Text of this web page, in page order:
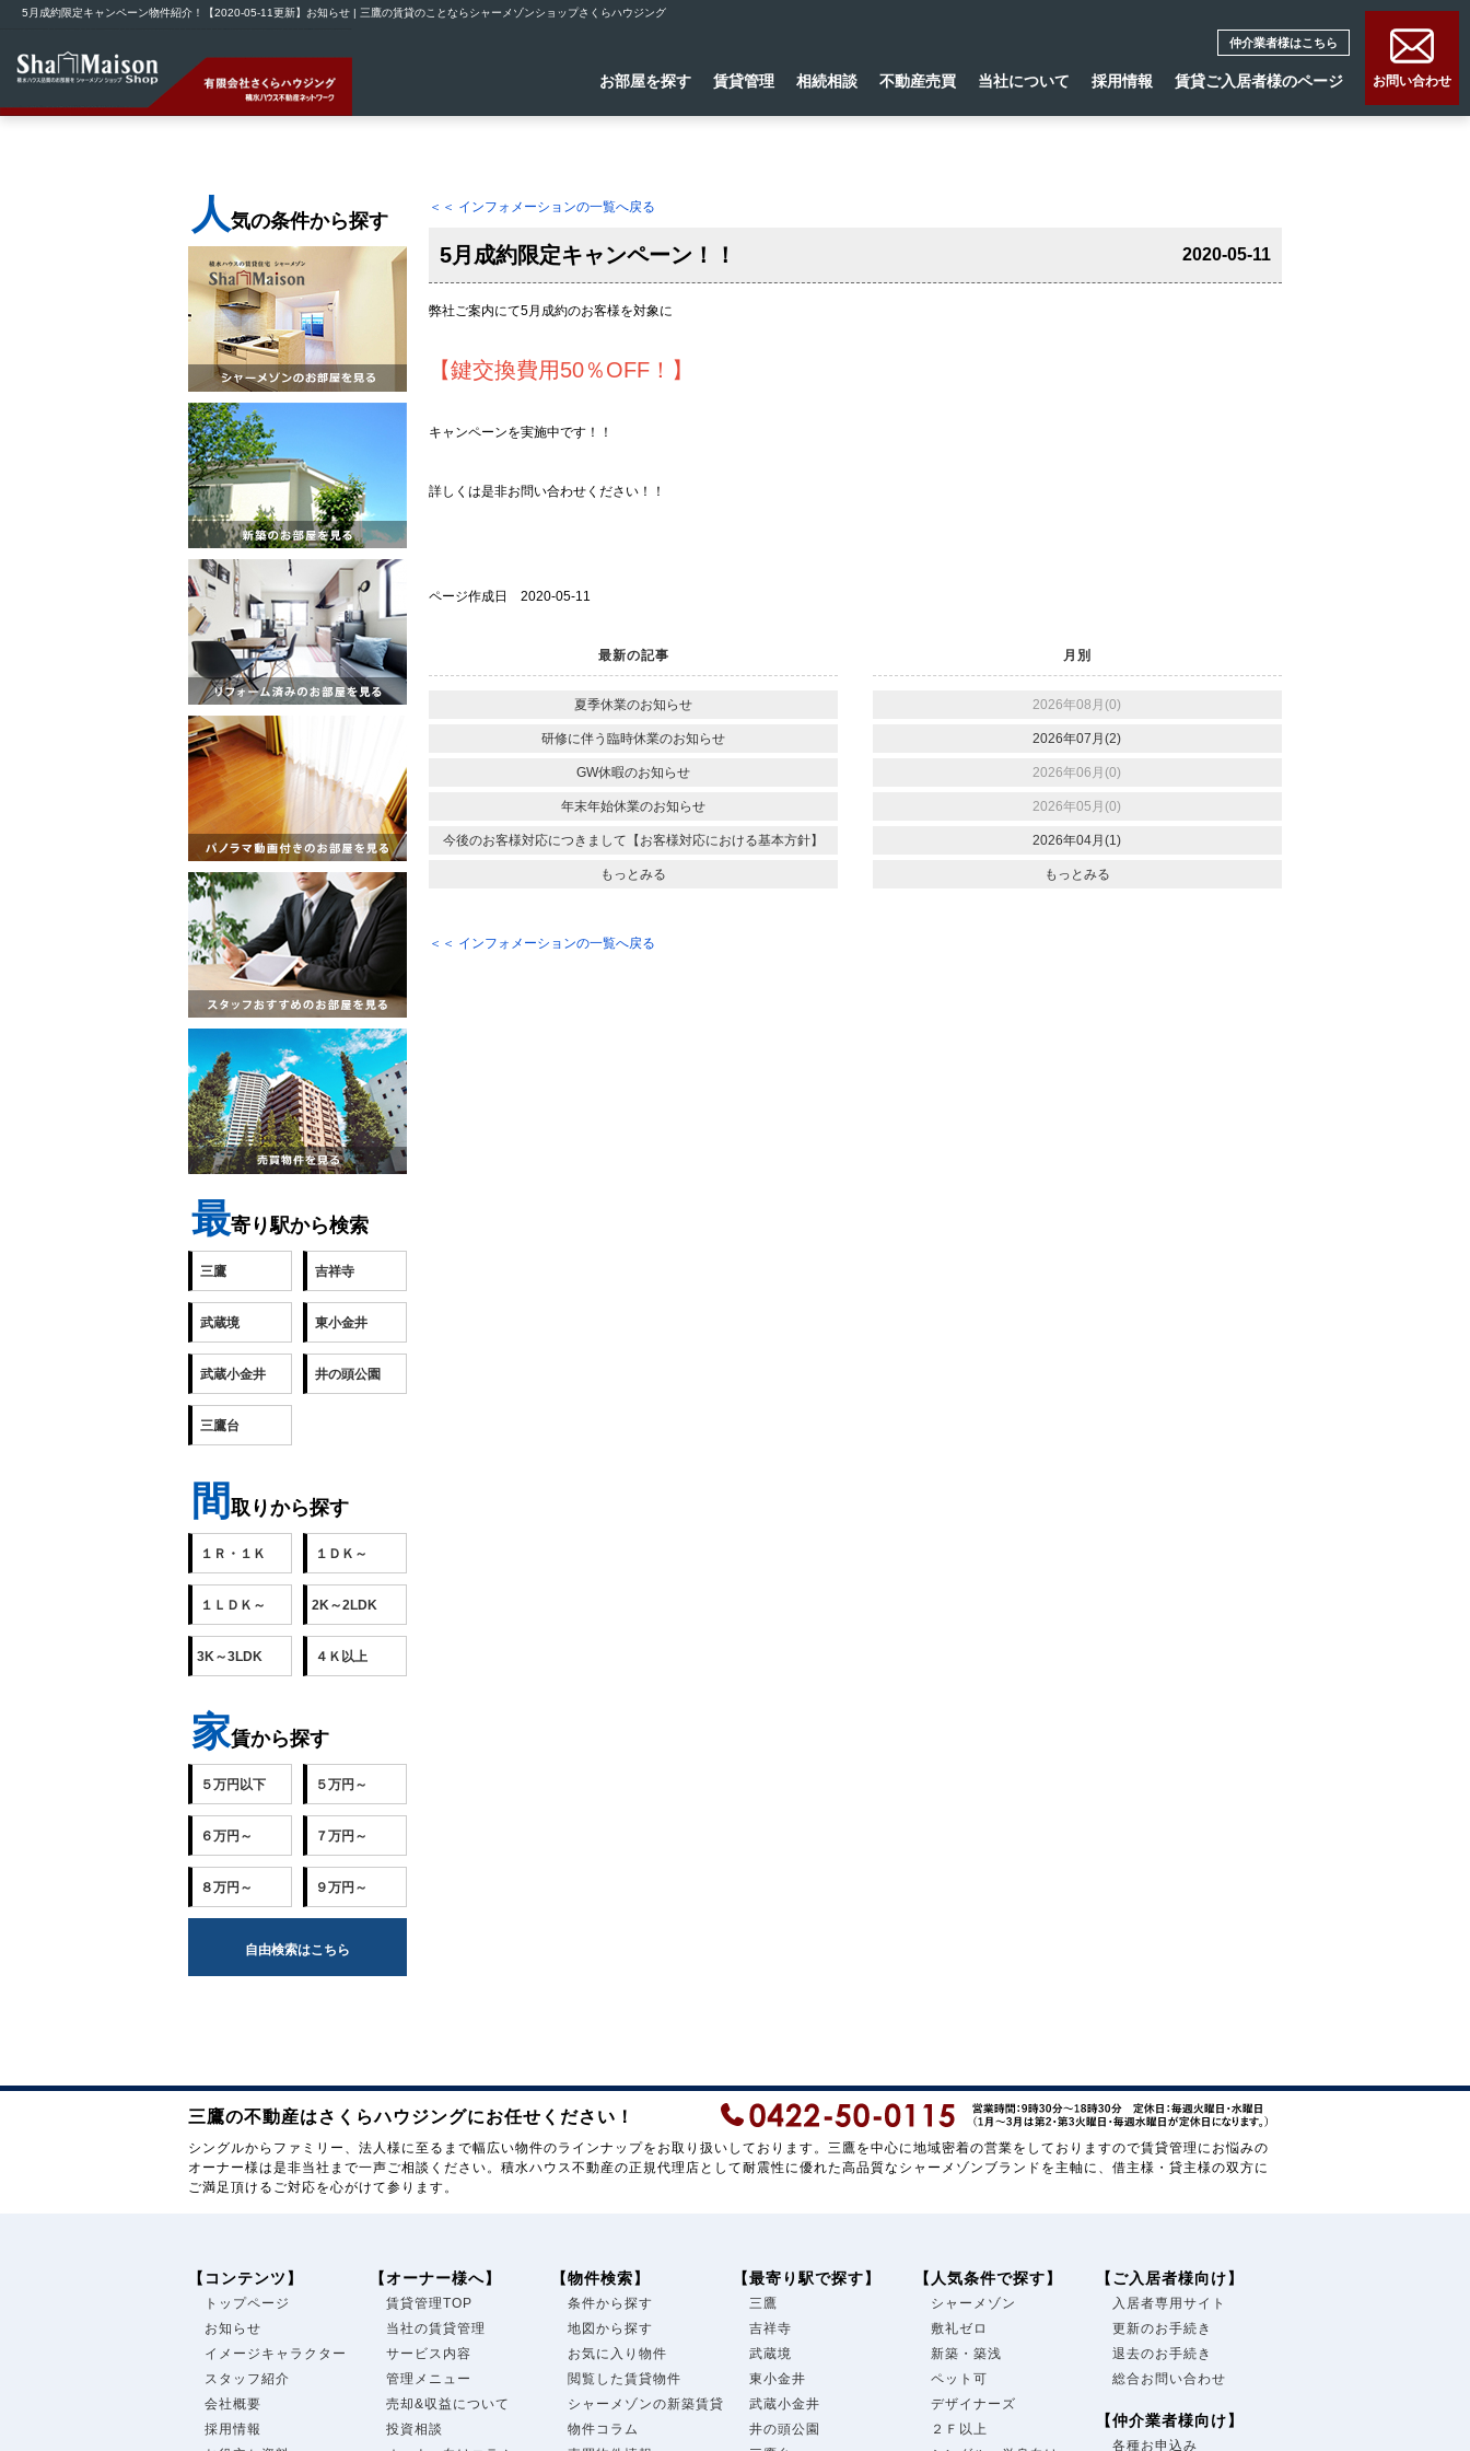
5月成約限定キャンペーン物件紹介！【2020-05-11更新】お知らせ | 三鷹の賃貸のことならシャーメゾンショップさくらハウジング
仲介業者様はこちら
お部屋を探す 賃貸管理 相続相談 不動産売買 当社について 採用情報 賃貸ご入居者様のページ お問い合わせ
＜＜ インフォメーションの一覧へ戻る
5月成約限定キャンペーン！！ 2020-05-11
弊社ご案内にて5月成約のお客様を対象に
【鍵交換費用50％OFF！】
キャンペーンを実施中です！！
詳しくは是非お問い合わせください！！
ページ作成日 2020-05-11
最新の記事
夏季休業のお知らせ
研修に伴う臨時休業のお知らせ
GW休暇のお知らせ
年末年始休業のお知らせ
今後のお客様対応につきまして【お客様対応における基本方針】
もっとみる
月別
2026年08月(0)
2026年07月(2)
2026年06月(0)
2026年05月(0)
2026年04月(1)
もっとみる
＜＜ インフォメーションの一覧へ戻る
人気の条件から探す
最寄り駅から検索
三鷹 吉祥寺
武蔵境 東小金井
武蔵小金井 井の頭公園
三鷹台
間取りから探す
１Ｒ・１Ｋ １ＤＫ～
１ＬＤＫ～ 2K～2LDK
3K～3LDK ４Ｋ以上
家賃から探す
５万円以下 ５万円～
６万円～ ７万円～
８万円～ ９万円～
自由検索はこちら
三鷹の不動産はさくらハウジングにお任せください！
シングルからファミリー、法人様に至るまで幅広い物件のラインナップをお取り扱いしております。三鷹を中心に地域密着の営業をしておりますので賃貸管理にお悩みの
オーナー様は是非当社まで一声ご相談ください。積水ハウス不動産の正規代理店として耐震性に優れた高品質なシャーメゾンブランドを主軸に、借主様・貸主様の双方に
ご満足頂けるご対応を心がけて参ります。
【コンテンツ】
トップページ
お知らせ
イメージキャラクター
スタッフ紹介
会社概要
採用情報
【オーナー様へ】
賃貸管理TOP
当社の賃貸管理
サービス内容
管理メニュー
売却&収益について
投資相談
【物件検索】
条件から探す
地図から探す
お気に入り物件
閲覧した賃貸物件
シャーメゾンの新築賃貸
物件コラム
【最寄り駅で探す】
三鷹
吉祥寺
武蔵境
東小金井
武蔵小金井
井の頭公園
【人気条件で探す】
シャーメゾン
敷礼ゼロ
新築・築浅
ペット可
デザイナーズ
２Ｆ以上
【ご入居者様向け】
入居者専用サイト
更新のお手続き
退去のお手続き
総合お問い合わせ
【仲介業者様向け】
各種お申込み